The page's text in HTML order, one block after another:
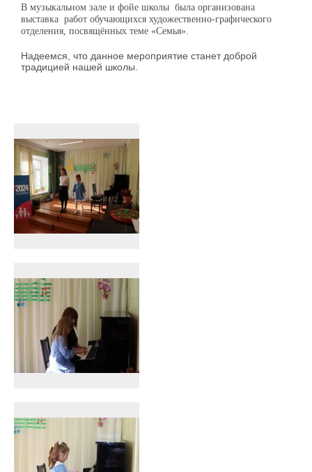
В музыкальном зале и фойе школы была организована
выставка работ обучающихся художественно-графического
отделения, посвящённых теме «Семья».
Надеемся, что данное мероприятие станет доброй
традицией нашей школы.